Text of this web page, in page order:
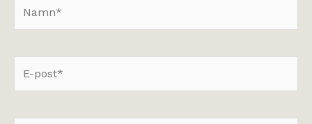
post*